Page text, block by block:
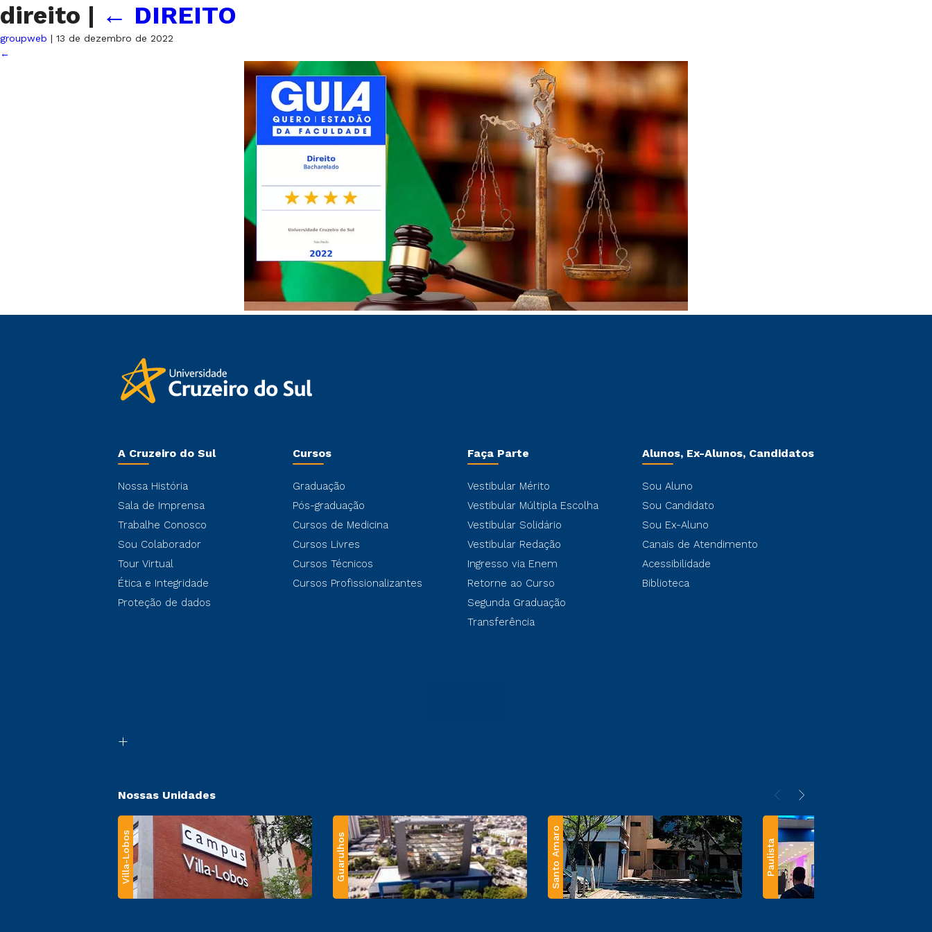
direito | ← DIREITO
groupweb | 13 de dezembro de 2022
←
A Cruzeiro do Sul
Nossa História
Sala de Imprensa
Trabalhe Conosco
Sou Colaborador
Tour Virtual
Ética e Integridade
Proteção de dados
Cursos
Graduação
Pós-graduação
Cursos de Medicina
Cursos Livres
Cursos Técnicos
Cursos Profissionalizantes
Faça Parte
Vestibular Mérito
Vestibular Múltipla Escolha
Vestibular Solidário
Vestibular Redação
Ingresso via Enem
Retorne ao Curso
Segunda Graduação
Transferência
Alunos, Ex-Alunos, Candidatos
Sou Aluno
Sou Candidato
Sou Ex-Aluno
Canais de Atendimento
Acessibilidade
Biblioteca
Nossas Unidades
Villa-Lobos Guarulhos Santo Amaro Paulista